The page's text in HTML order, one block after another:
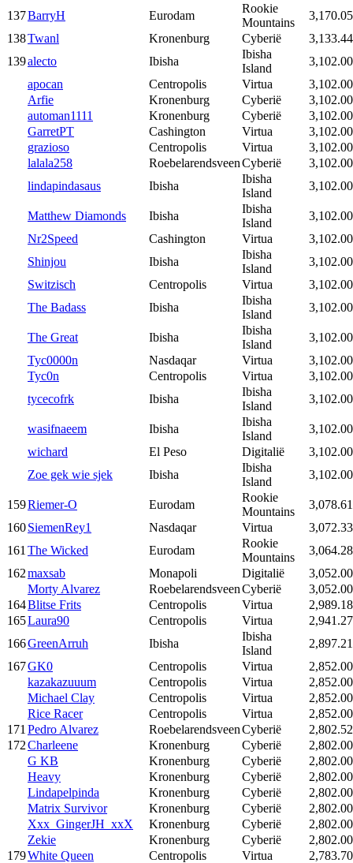
137BarryH Eurodam
Rookie
Mountains
3,170.05
138Twanl Kronenburg Cyberië
3,133.44
139alecto Ibisha
Ibisha
Island
3,102.00
apocan
Centropolis Virtua
3,102.00
Arfie
Kronenburg Cyberië
3,102.00
automan1111
Kronenburg Cyberië
3,102.00
GarretPT
Cashington Virtua
3,102.00
grazioso
Centropolis Virtua
3,102.00
lalala258
RoebelarendsveenCyberië
3,102.00
lindapindasaus
Ibisha
Ibisha
Island
3,102.00
Matthew Diamonds Ibisha
Ibisha
Island
3,102.00
Nr2Speed
Cashington Virtua
3,102.00
Shinjou
Ibisha
Ibisha
Island
3,102.00
Switzisch
Centropolis Virtua
3,102.00
The Badass
Ibisha
Ibisha
Island
3,102.00
The Great Ibisha
Ibisha
Island
3,102.00
Tyc0000n
Nasdaqar Virtua
3,102.00
Tyc0n
Centropolis Virtua
3,102.00
tycecofrk
Ibisha
Ibisha
Island
3,102.00
wasifnaeem Ibisha
Ibisha
Island
3,102.00
wichard
El Peso Digitalië
3,102.00
Zoe gek wie sjek
Ibisha
Ibisha
Island
3,102.00
159Riemer-O Eurodam
Rookie
Mountains
3,078.61
160SiemenRey1 Nasdaqar Virtua
3,072.33
161 The Wicked Eurodam
Rookie
Mountains
3,064.28
162maxsab Monapoli Digitalië
3,052.00
Morty Alvarez
RoebelarendsveenCyberië
3,052.00
164Blitse Frits Centropolis Virtua
2,989.18
165Laura90 Centropolis Virtua
2,941.27
166GreenArruh Ibisha
Ibisha
Island
2,897.21
167GK0 Centropolis Virtua
2,852.00
kazakazuuum
Centropolis Virtua
2,852.00
Michael Clay
Centropolis Virtua
2,852.00
Rice Racer
Centropolis Virtua
2,852.00
171 Pedro Alvarez RoebelarendsveenCyberië
2,802.52
172Charleene Kronenburg Cyberië
2,802.00
G KB
Kronenburg Cyberië
2,802.00
Heavy
Kronenburg Cyberië
2,802.00
Lindapelpinda
Kronenburg Cyberië
2,802.00
Matrix Survivor
Kronenburg Cyberië
2,802.00
Xxx_GingerJH_xxX
Kronenburg Cyberië
2,802.00
Zekie
Kronenburg Cyberië
2,802.00
179White Queen Centropolis Virtua
2,783.70